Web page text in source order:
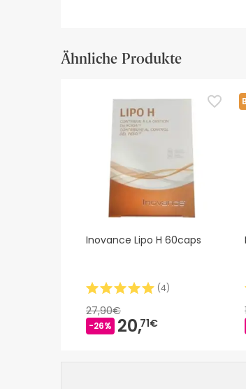
Ähnliche Produkte
Inovance Lipo H 60caps
(4)
27,90€
-26% 20,71€